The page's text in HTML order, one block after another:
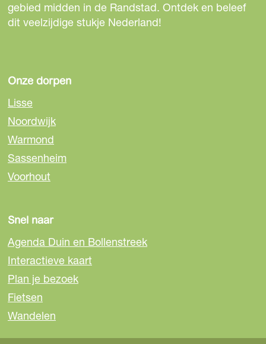
gebied midden in de Randstad. Ontdek en beleef
dit veelzijdige stukje Nederland!
Onze dorpen
Lisse
Noordwijk
Warmond
Sassenheim
Voorhout
Snel naar
Agenda Duin en Bollenstreek
Interactieve kaart
Plan je bezoek
Fietsen
Wandelen